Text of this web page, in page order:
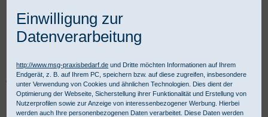
Praxisbedarf Shop Labor Laborgeräte
Blutanalysegeräte
LumiraDx Druckerpapier
Einwilligung zur
Datenverarbeitung
http://www.msg-praxisbedarf.de und Dritte möchten Informationen auf Ihrem
Endgerät, z. B. auf Ihrem PC, speichern bzw. auf diese zugreifen, insbesondere
unter Verwendung von Cookies und ähnlichen Technologien. Dies dient der
Optimierung der Webseite, Sicherstellung ihrer Funktionalität und Erstellung von
Nutzerprofilen sowie zur Anzeige von interessenbezogener Werbung. Hierbei
werden auch Ihre personenbezogenen Daten verarbeitet. Diese Daten werden